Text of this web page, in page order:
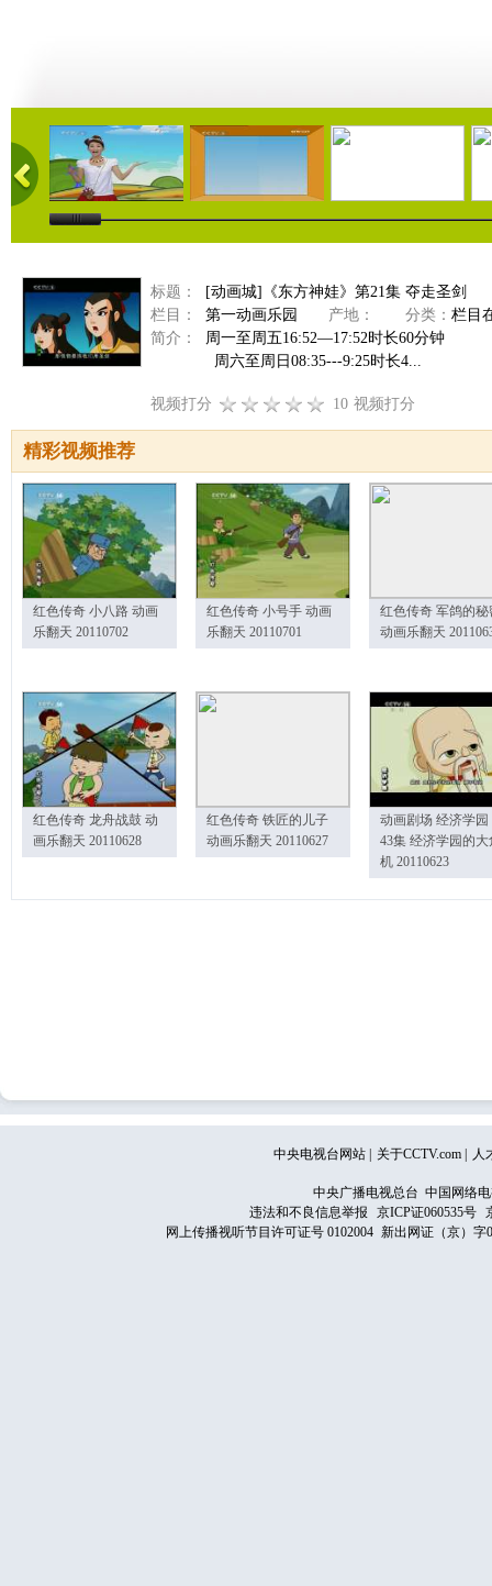
29:41 29:10 28:53
标题：
[动画城]《东方神娃》第21集 夺走圣剑
栏目：
第一动画乐园 产地： 分类： 栏目
简介：
周一至周五16:52—17:52时长60分钟
周六至周日08:35---9:25时长4...
视频打分 10 视频打分
精彩视频推荐
红色传奇 小八路 动画
乐翻天 20110702
红色传奇 小号手 动画
乐翻天 20110701
红色传奇 军鸽的秘
动画乐翻天
红色传奇 龙舟战鼓 动
画乐翻天 20110628
红色传奇 铁匠的儿子
动画乐翻天 20110627
动画剧场 经济学园
43集 经济学园的大
机 20110623
中央电视台网站 关于CCTV.com 人
中央广播电视总台 中国网络
违法和不良信息举报
京ICP证060535号
网上传播视听节目许可证号 0102004 新出网证（京）